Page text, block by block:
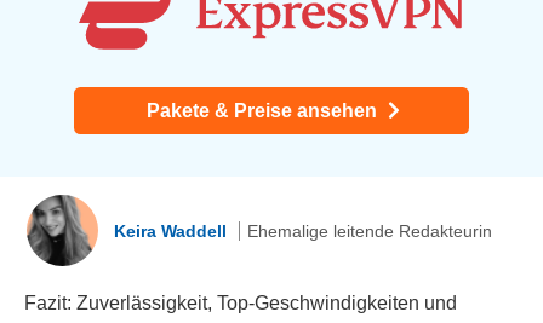
Pakete & Preise ansehen
Keira Waddell Ehemalige leitende Redakteurin
Fazit: Zuverlässigkeit, Top-Geschwindigkeiten und